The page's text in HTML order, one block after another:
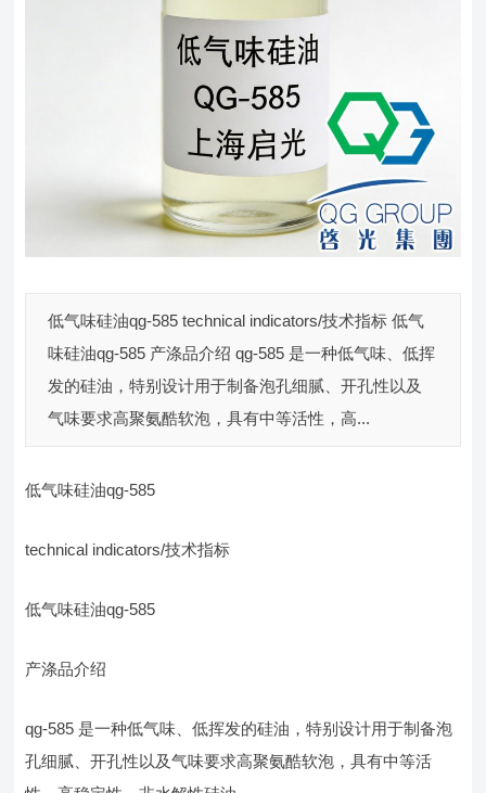
低气味硅油qg-585 technical indicators/技术指标 低气
味硅油qg-585 产涤品介绍 qg-585 是一种低气味、低挥
发的硅油，特别设计用于制备泡孔细腻、开孔性以及
气味要求高聚氨酷软泡，具有中等活性，高...
低气味硅油qg-585
technical indicators/技术指标
低气味硅油qg-585
产涤品介绍
qg-585 是一种低气味、低挥发的硅油，特别设计用于制备泡
孔细腻、开孔性以及气味要求高聚氨酷软泡，具有中等活